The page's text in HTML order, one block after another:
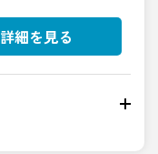
詳細を見る